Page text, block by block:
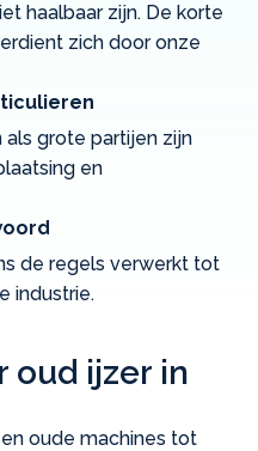
haalbaar zijn. De korte
zich door onze
grote partijen zijn
en
de regels verwerkt tot
industrie.
oud ijzer in
oude machines tot